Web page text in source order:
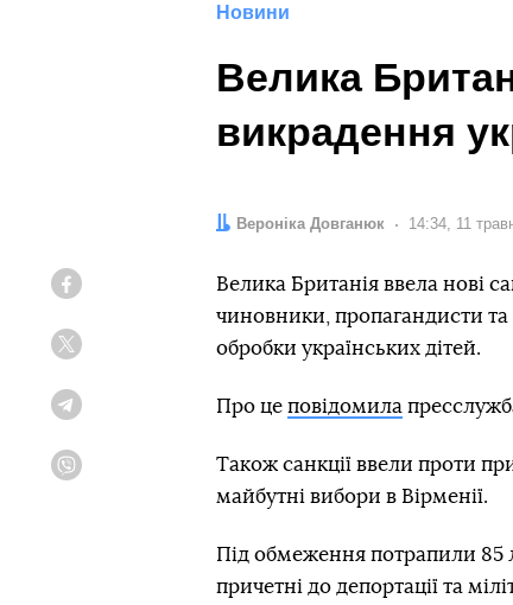
Новини
Велика
викрадення
Автор:
Вероніка Довганюк Дата:
14:34, 11
Велика Британія ввела нові
чиновники, пропагандисти та
обробки українських дітей.
Про це повідомила
Також санкції ввели проти
майбутні вибори в Вірменії.
Під обмеження потрапили 85
причетні до депортації та